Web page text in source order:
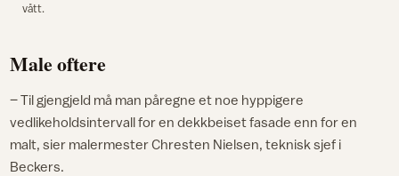
vått.
Male oftere
– Til gjengjeld må man påregne et noe hyppigere
vedlikeholdsintervall for en dekkbeiset fasade enn for en
malt, sier malermester Chresten Nielsen, teknisk sjef i
Beckers.